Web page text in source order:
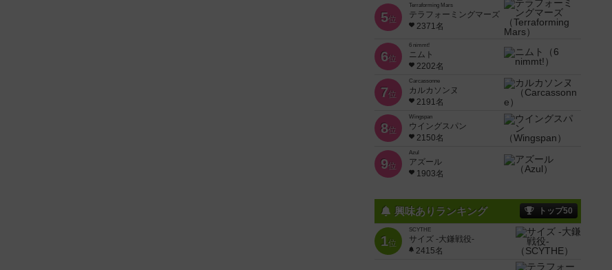
5位
Terraforming Mars
テラフォーミングマーズ
2371名
6位
6 nimmt!
ニムト
2202名
7位
Carcassonne
カルカソンヌ
2191名
8位
Wingspan
ウイングスパン
2150名
9位
Azul
アズール
1903名
興味ありランキング トップ50
1位
SCYTHE
サイズ -大鎌戦役-
2415名